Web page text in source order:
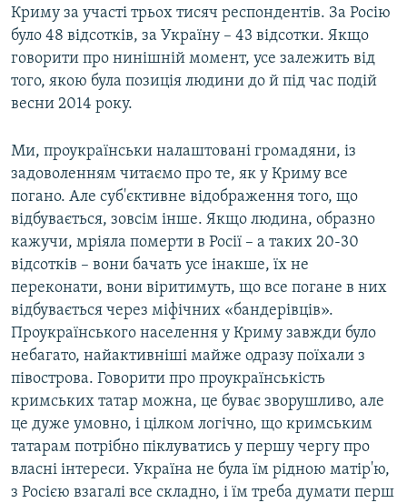
Криму за участі трьох тисяч респондентів. За Росію
було 48 відсотків, за Україну – 43 відсотки. Якщо
говорити про нинішній момент, усе залежить від
того, якою була позиція людини до й під час подій
весни 2014 року.
Ми, проукраїнськи налаштовані громадяни, із
задоволенням читаємо про те, як у Криму все
погано. Але суб'єктивне відображення того, що
відбувається, зовсім інше. Якщо людина, образно
кажучи, мріяла померти в Росії – а таких 20-30
відсотків – вони бачать усе інакше, їх не
переконати, вони віритимуть, що все погане в них
відбувається через міфічних «бандерівців».
Проукраїнського населення у Криму завжди було
небагато, найактивніші майже одразу поїхали з
півострова. Говорити про проукраїнськість
кримських татар можна, це буває зворушливо, але
це дуже умовно, і цілком логічно, що кримським
татарам потрібно піклуватись у першу чергу про
власні інтереси. Україна не була їм рідною матір'ю,
з Росією взагалі все складно, і їм треба думати перш